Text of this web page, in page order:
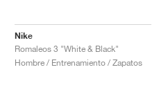
Nike
Romaleos 3 "White & Black"
Hombre / Entrenamiento / Zapatos